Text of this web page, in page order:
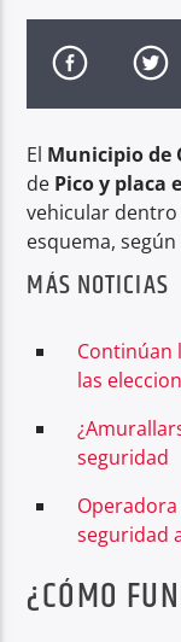
Radio hola
El Municipio de
de Pico y placa
vehicular dentro
esquema,
MÁS NOTICIAS
Continúan
las
seguridad
seguridad
¿CÓMO